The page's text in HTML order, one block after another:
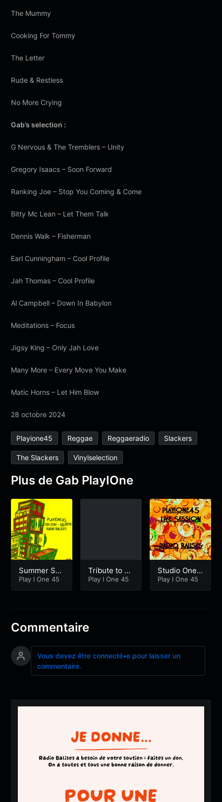
The Mummy
Cooking For Tommy
The Letter
Rude & Restless
No More Crying
Gab’s selection :
G Nervous & The Tremblers – Unity
Gregory Isaacs – Soon Forward
Ranking Joe – Stop You Coming & Come
Bitty Mc Lean – Let Them Talk
Dennis Walk – Fisherman
Earl Cunningham – Cool Profile
Jah Thomas – Cool Profile
Al Campbell – Down In Babylon
Meditations – Focus
Jigsy King – Only Jah Love
Many More – Every Move You Make
Matic Horns – Let Him Blow
28 octobre 2024
Playione45 Reggae Reggaeradio Slackers
The Slackers Vinylselection
Plus de Gab PlayIOne
Summer Ses
sion 2 : Hot
Play I One 45
Tribute to all
LOVERS
Play I One 45
Studio One
Special
Play I One 45
Commentaire
Vous devez être connecté•e pour laisser un
commentaire.